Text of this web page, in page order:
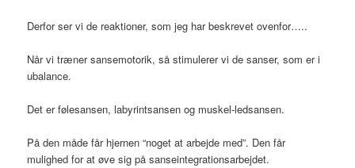
Derfor ser vi de reaktioner, som jeg har beskrevet ovenfor…..
Når vi træner sansemotorik, så stimulerer vi de sanser, som er i
ubalance.
Det er følesansen, labyrintsansen og muskel-ledsansen.
På den måde får hjernen “noget at arbejde med”. Den får
mulighed for at øve sig på sanseintegrationsarbejdet.